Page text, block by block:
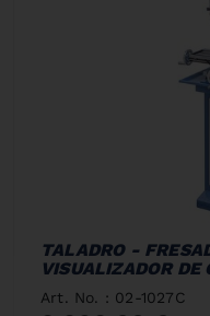
TALADRO -
VISUALIZADOR
Art. No. : 02-1027C